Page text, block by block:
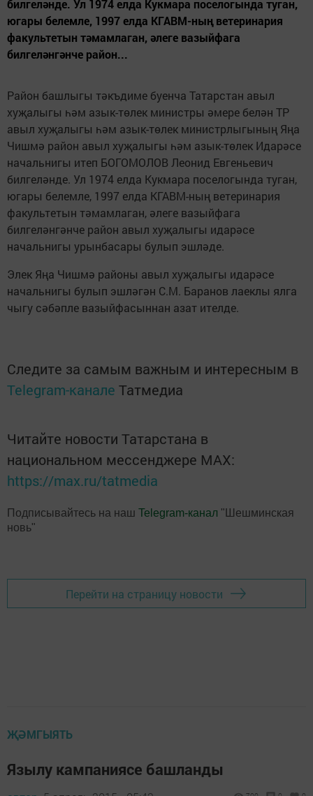
билгеләнде. Ул 1974 елда Кукмара поселогында туган,
югары белемле, 1997 елда КГАВМ-ның ветеринария
факультетын тәмамлаган, әлеге вазыйфага
билгеләнгәнче район...
Район башлыгы тәкъдиме буенча Татарстан авыл
хуҗалыгы һәм азык-төлек министры әмере белән ТР
авыл хуҗалыгы һәм азык-төлек министрлыгының Яңа
Чишмә район авыл хуҗалыгы һәм азык-төлек Идарәсе
начальнигы итеп БОГОМОЛОВ Леонид Евгеньевич
билгеләнде. Ул 1974 елда Кукмара поселогында туган,
югары белемле, 1997 елда КГАВМ-ның ветеринария
факультетын тәмамлаган, әлеге вазыйфага
билгеләнгәнче район авыл хуҗалыгы идарәсе
начальнигы урынбасары булып эшләде.
Элек Яңа Чишмә районы авыл хуҗалыгы идарәсе
начальнигы булып эшләгән С.М. Баранов лаеклы ялга
чыгу сәбәпле вазыйфасыннан азат ителде.
Следите за самым важным и интересным в
Telegram-канале Татмедиа
Читайте новости Татарстана в
национальном мессенджере MАХ:
https://max.ru/tatmedia
Подписывайтесь на наш Telegram-канал "Шешминская
новь"
Перейти на страницу новости
ҖӘМГЫЯТЬ
Язылу кампаниясе башланды